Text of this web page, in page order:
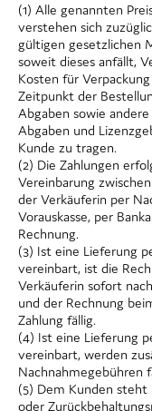
(1) Alle genannten
verstehen sich
gültigen gesetzlichen
soweit dieses anfällt,
Kosten für
Zeitpunkt der
Abgaben sowie
Abgaben und
Kunde zu tragen.
(2) Die Zahlungen
Vereinbarung
der Verkäuferin per
Vorauskasse, per
Rechnung.
(3) Ist eine Lieferung
vereinbart, ist die
Verkäuferin sofort
und der Rechnung
Zahlung fällig.
(4) Ist eine Lieferung
vereinbart, werden
Nachnahmegebühren
(5) Dem Kunden
oder